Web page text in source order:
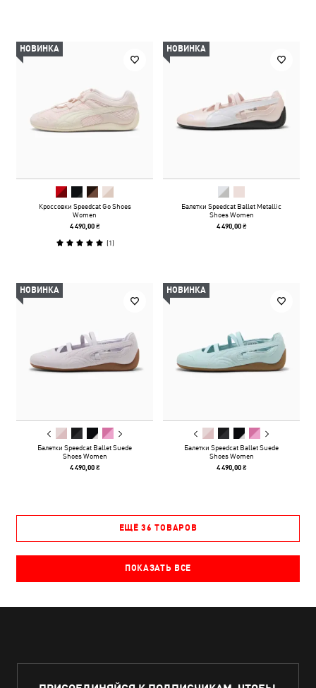
НОВИНКА
Кроссовки Speedcat Go Shoes
Women
4 490,00 ₴
(1)
НОВИНКА
Балетки Speedcat Ballet Metallic
Shoes Women
4 490,00 ₴
НОВИНКА
Балетки Speedcat Ballet Suede
Shoes Women
4 490,00 ₴
НОВИНКА
Балетки Speedcat Ballet Suede
Shoes Women
4 490,00 ₴
ЕЩЁ 36 ТОВАРОВ
ПОКАЗАТЬ ВСЕ